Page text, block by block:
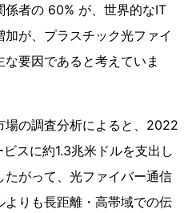
係者の 60% が、世界的なIT
が、プラスチック光ファイ
要因であると考えていま
場の調査分析によると、2022
スに約1.3兆米ドルを支出し
がって、光ファイバー通信
りも長距離・高帯域での伝